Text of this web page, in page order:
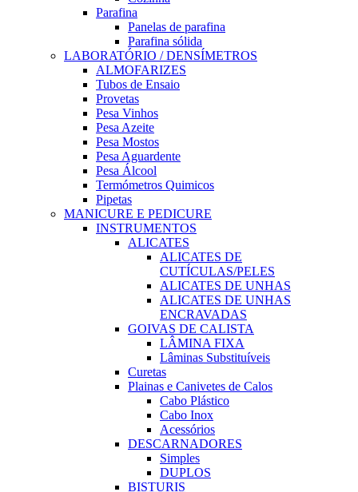
Parafina
Panelas de parafina
Parafina sólida
LABORATÓRIO / DENSÍMETROS
ALMOFARIZES
Tubos de Ensaio
Provetas
Pesa Vinhos
Pesa Azeite
Pesa Mostos
Pesa Aguardente
Pesa Álcool
Termómetros Quimicos
Pipetas
MANICURE E PEDICURE
INSTRUMENTOS
ALICATES
ALICATES DE
CUTÍCULAS/PELES
ALICATES DE UNHAS
ALICATES DE UNHAS
ENCRAVADAS
GOIVAS DE CALISTA
LÂMINA FIXA
Lâminas Substituíveis
Curetas
Plainas e Canivetes de Calos
Cabo Plástico
Cabo Inox
Acessórios
DESCARNADORES
Simples
DUPLOS
BISTURIS